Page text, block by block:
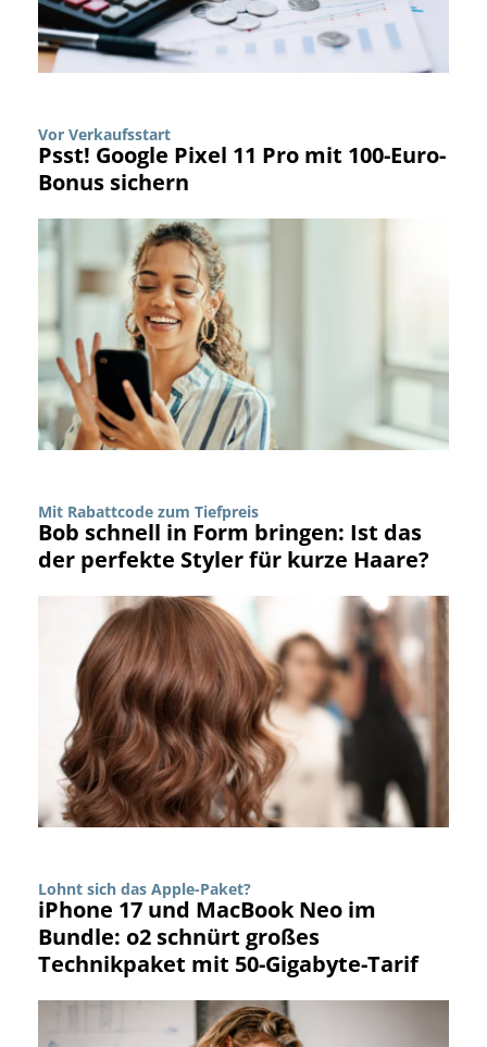
Vor Verkaufsstart
Psst! Google Pixel 11 Pro mit 100-Euro-
Bonus sichern
Mit Rabattcode zum Tiefpreis
Bob schnell in Form bringen: Ist das
der perfekte Styler für kurze Haare?
Lohnt sich das Apple-Paket?
iPhone 17 und MacBook Neo im
Bundle: o2 schnürt großes
Technikpaket mit 50-Gigabyte-Tarif